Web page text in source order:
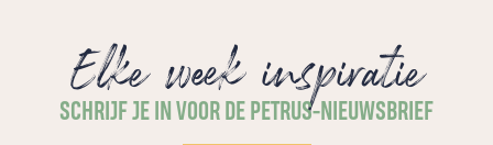
Elke week inspiratie
SCHRIJF JE IN VOOR DE PETRUS-NIEUWSBRIEF